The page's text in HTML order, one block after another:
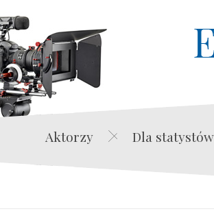
Aktorzy Dla statystów